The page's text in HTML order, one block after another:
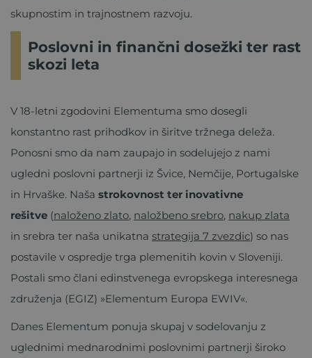
skupnostim in trajnostnem razvoju.
Poslovni in finančni dosežki ter rast
skozi leta
V 18-letni zgodovini Elementuma smo dosegli
konstantno rast prihodkov in širitve tržnega deleža.
Ponosni smo da nam zaupajo in sodelujejo z nami
ugledni poslovni partnerji iz Švice, Nemčije, Portugalske
in Hrvaške. Naša strokovnost ter inovativne
rešitve (naloženo zlato, naložbeno srebro, nakup zlata
in srebra ter naša unikatna strategija 7 zvezdic) so nas
postavile v ospredje trga plemenitih kovin v Sloveniji.
Postali smo člani edinstvenega evropskega interesnega
združenja (EGIZ) »Elementum Europa EWIV«.
Danes Elementum ponuja skupaj v sodelovanju z
uglednimi mednarodnimi poslovnimi partnerji široko